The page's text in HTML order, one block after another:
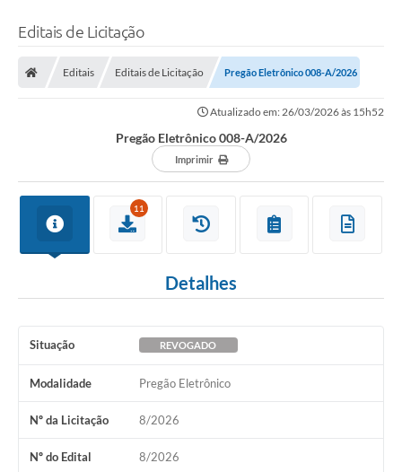
Editais de Licitação
Editais Editais de Licitação Pregão Eletrônico 008-A/2026
Atualizado em: 26/03/2026 às 15h52
Pregão Eletrônico 008-A/2026
Imprimir
11
Detalhes
Situação REVOGADO
Modalidade Pregão Eletrônico
Nº da Licitação 8/2026
Nº do Edital 8/2026